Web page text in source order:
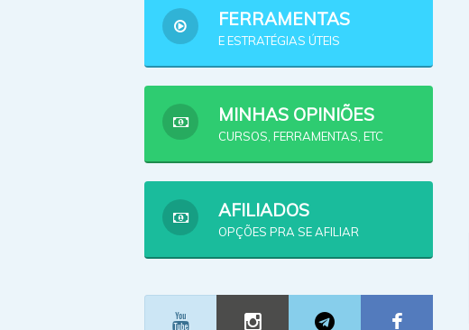
FERRAMENTAS
E ESTRATÉGIAS ÚTEIS
MINHAS OPINIÕES
CURSOS, FERRAMENTAS, ETC
AFILIADOS
OPÇÕES PRA SE AFILIAR